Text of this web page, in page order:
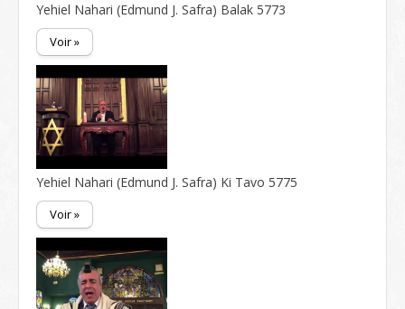
Yehiel Nahari (Edmund J. Safra) Balak 5773
Voir »
Yehiel Nahari (Edmund J. Safra) Ki Tavo 5775
Voir »